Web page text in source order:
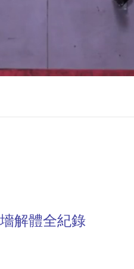
解體全紀錄